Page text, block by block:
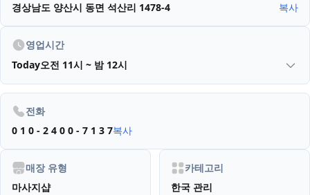
경상남도 양산시 동면 석산리 1478-4
복사
영업시간
Today오전 11시 ~ 밤 12시
전화
0 1 0 - 2 4 0 0 - 7 1 3 7복사
매장 유형
마사지샵
카테고리
한국 관리